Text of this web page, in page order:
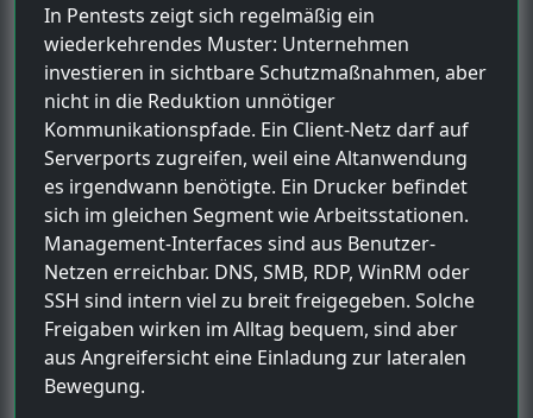
In Pentests zeigt sich regelmäßig ein
wiederkehrendes Muster: Unternehmen
investieren in sichtbare Schutzmaßnahmen, aber
nicht in die Reduktion unnötiger
Kommunikationspfade. Ein Client-Netz darf auf
Serverports zugreifen, weil eine Altanwendung
es irgendwann benötigte. Ein Drucker befindet
sich im gleichen Segment wie Arbeitsstationen.
Management-Interfaces sind aus Benutzer-
Netzen erreichbar. DNS, SMB, RDP, WinRM oder
SSH sind intern viel zu breit freigegeben. Solche
Freigaben wirken im Alltag bequem, sind aber
aus Angreifersicht eine Einladung zur lateralen
Bewegung.